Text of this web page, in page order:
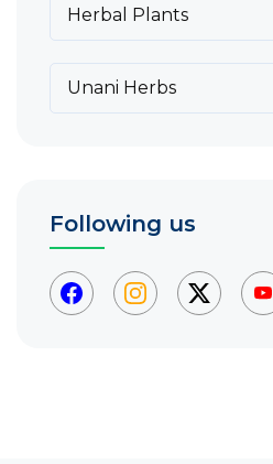
Herbal Plants
Unani Herbs
Following us